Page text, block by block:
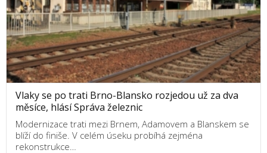
Vlaky se po trati Brno-Blansko rozjedou už za dva
měsíce, hlásí Správa železnic
Modernizace trati mezi Brnem, Adamovem a Blanskem se
blíží do finiše. V celém úseku probíhá zejména
rekonstrukce…